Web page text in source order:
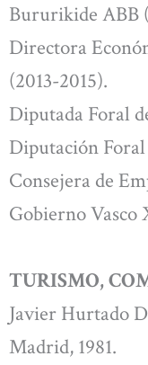
Bururikide ABB
Directora
(2013-2015).
Diputada Foral
Diputación Foral
Consejera de
Gobierno Vasco
TURISMO,
Javier Hurtado
Madrid, 1981.